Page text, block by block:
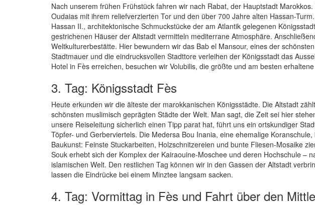
Nach unserem frühen Frühstück fahren wir nach Rabat, der Hauptstadt
Oudaias mit ihrem reliefverzierten Tor und den über 700 Jahre alten Hassan-
Hassan II., architektonische Schmuckstücke der am Atlantik gelegenen
gestrichenen Häuser der Altstadt vermitteln mediterrane Atmosphäre.
Weltkulturerbestätte. Hier bewundern wir das Bab el Mansour, eines der
Stadtmauer und die eindrucksvollen Stadttore verleihen der Königsstadt das
Hotel in Fès erreichen, besuchen wir Volubilis, die größte und am besten
3. Tag: Königsstadt Fès
Heute erkunden wir die älteste der marokkanischen Königsstädte. Die Altstadt
schönsten muslimisch geprägten Städte der Welt. Man sagt, die Zeit sei hier
unsere Reiseleitung sicherlich einen Tipp parat hat, führt uns ein ortskundiger
Töpfer- und Gerberviertels. Die Medersa Bou Inania, eine ehemalige
Baukunst: Feinste Stuckarbeiten, Holzschnitzereien und bunte Fliesen-Mosaike
Souk erhebt sich der Komplex der Kairaouine-Moschee und deren Hochschule –
islamischen Welt. Den restlichen Tag können wir in den Gassen der Altstadt
lassen die Eindrücke bei einem Minztee langsam sacken.
4. Tag: Vormittag in Fès und Fahrt über den